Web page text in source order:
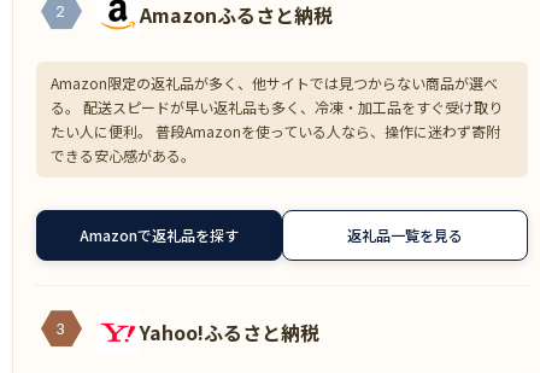
2 Amazonふるさと納税
Amazon限定の返礼品が多く、他サイトでは見つからない商品が選べ
る。 配送スピードが早い返礼品も多く、冷凍・加工品をすぐ受け取り
たい人に便利。 普段Amazonを使っている人なら、操作に迷わず寄附
できる安心感がある。
Amazonで返礼品を探す 返礼品一覧を見る
3 Yahoo!ふるさと納税